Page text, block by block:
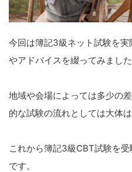
今回は簿記3級ネット試験を
やアドバイスを綴ってみました
地域や会場によっては多少の
的な試験の流れとしては大体
これから簿記3級CBT試験を
です。